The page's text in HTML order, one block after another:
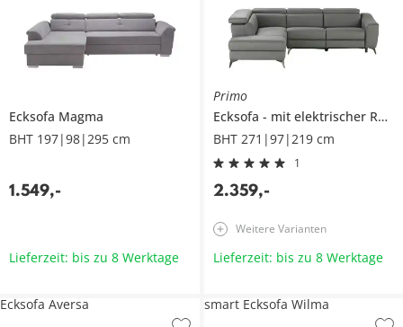
Ecksofa Magma
BHT 197|98|295 cm
1.549,-
Lieferzeit: bis zu 8 Werktage
Primo
Ecksofa
mit elektrischer Relaxfunktion
BHT 271|97|219 cm
1
2.359,-
Weitere Varianten
Lieferzeit: bis zu 8 Werktage
Ecksofa Aversa smart Ecksofa Wilma